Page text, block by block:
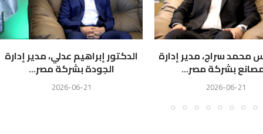
محمد سراج، مدير إدارة
بشركة مصر...
2026-06-21
الدكتور إبراهيم عدلي، مدير إدارة
الجودة بشركة مصر...
2026-06-21